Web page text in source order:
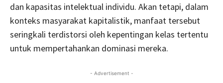
dan kapasitas intelektual individu. Akan tetapi, dalam
konteks masyarakat kapitalistik, manfaat tersebut
seringkali terdistorsi oleh kepentingan kelas tertentu
untuk mempertahankan dominasi mereka.
- Advertisement -